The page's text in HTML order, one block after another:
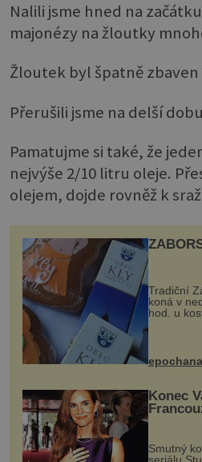
Nalili jsme hned na
majonézy na žloutky
Žloutek byl špatně
Přerušili jsme na delší
Pamatujme si také, že
nejvýše 2/10 litru oleje.
olejem, dojde rovněž k
Tradiční
koná v
hod. u
Kly u
Konec
Smutný